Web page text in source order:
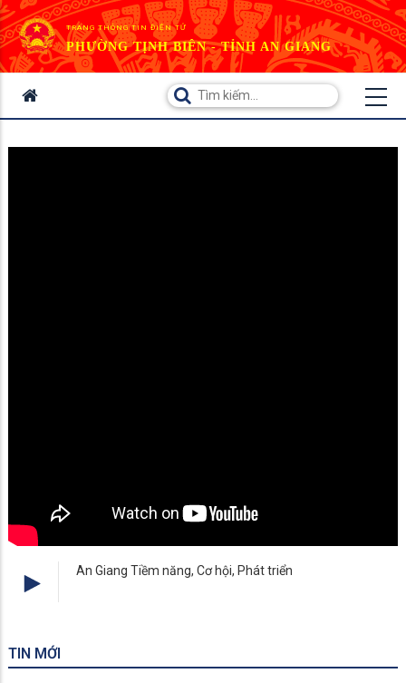
TRANG THÔNG TIN ĐIỆN TỬ
PHƯỜNG TỊNH BIÊN - TỈNH AN GIANG
An Giang Tiềm năng, Cơ hội, Phát triển
TIN MỚI